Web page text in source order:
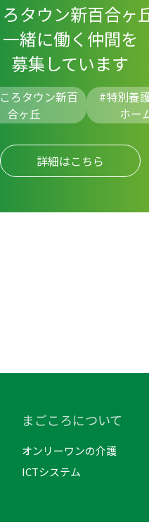
タウン新百合ヶ
一緒に働く仲間を
募集しています
ろタウン新百
合ヶ丘
#特別養
ホー
詳細はこちら
まごころについて
オンリーワンの介護
ICTシステム